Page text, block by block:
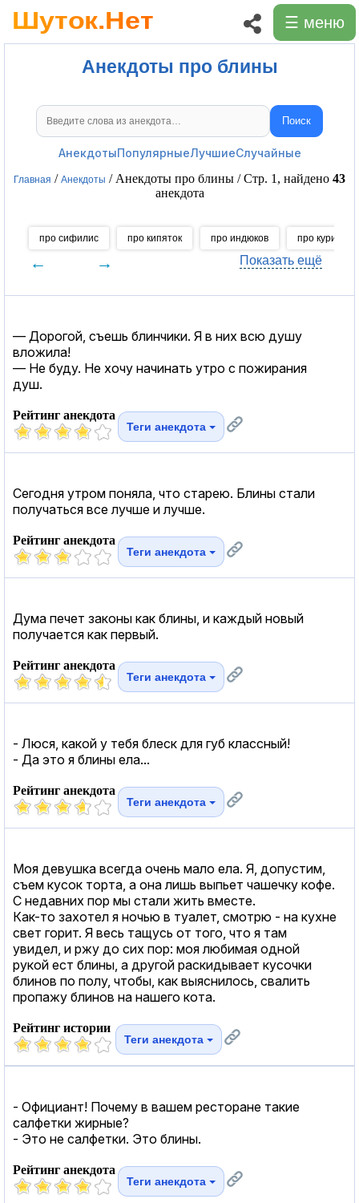
☰ меню
Анекдоты про блины
Поиск анекдотов Поиск
АнекдотыПопулярныеЛучшиеСлучайные
Главная / Анекдоты / Анекдоты про блины / Стр. 1, найдено 43
анекдота
про сифилис про кипяток про индюков про курицу
← → Показать ещё
— Дорогой, съешь блинчики. Я в них всю душу
вложила!
— Не буду. Не хочу начинать утро с пожирания
душ.
Рейтинг анекдота
Теги анекдота
Сегодня утром поняла, что старею. Блины стали
получаться все лучше и лучше.
Рейтинг анекдота
Теги анекдота
Дума печет законы как блины, и каждый новый
получается как первый.
Рейтинг анекдота
Теги анекдота
- Люся, какой у тебя блеск для губ классный!
- Да это я блины ела...
Рейтинг анекдота
Теги анекдота
Моя девушка всегда очень мало ела. Я, допустим,
съем кусок торта, а она лишь выпьет чашечку кофе.
С недавних пор мы стали жить вместе.
Как-то захотел я ночью в туалет, смотрю - на кухне
свет горит. Я весь тащусь от того, что я там
увидел, и ржу до сих пор: моя любимая одной
рукой ест блины, а другой раскидывает кусочки
блинов по полу, чтобы, как выяснилось, свалить
пропажу блинов на нашего кота.
Рейтинг истории
Теги анекдота
- Официант! Почему в вашем ресторане такие
салфетки жирные?
- Это не салфетки. Это блины.
Рейтинг анекдота
Теги анекдота